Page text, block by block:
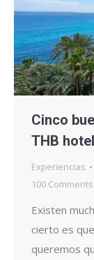
Cinco
THB
Experiencias
100 Comments
Existen
cierto es
queremos